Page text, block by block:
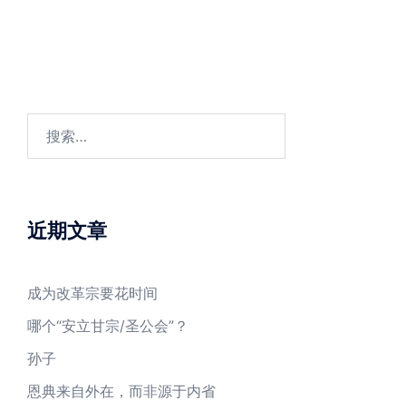
索：
近期文章
成为改革宗要花时间
哪个“安立甘宗/圣公会”？
孙子
恩典来自外在，而非源于内省